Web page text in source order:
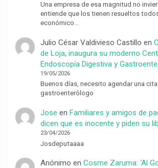
Una empresa de esa magnitud no
entiende que los tienen resueltos
económico…
Julio César Valdivieso Castillo en
de Loja, inaugura su moderno
Endoscopía Digestiva y
19/05/2026
Buenos días, necesito agendar una
gastroenterólogo
Jose en Familiares y amigos de
dicen que es inocente y piden su
23/04/2026
Josdeputaaaa
Anónimo en Cosme Zaruma: ‘Al